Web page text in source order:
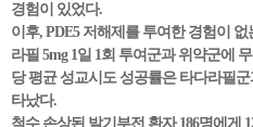
경험이 있었다.
이후, PDE5 저해제를 투여한 경험이
라필 5mg 1일 1회 투여군과 위약군에
당 평균 성교시도 성공률은 타다라필
타났다.
척수 손상된 발기부전 환자 186명에게